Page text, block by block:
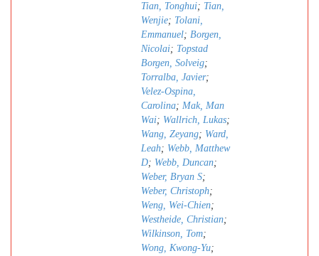
Tian, Tonghui; Tian,
Wenjie; Tolani,
Emmanuel; Borgen,
Nicolai; Topstad
Borgen, Solveig;
Torralba, Javier;
Velez-Ospina,
Carolina; Mak, Man
Wai; Wallrich, Lukas;
Wang, Zeyang; Ward,
Leah; Webb, Matthew
D; Webb, Duncan;
Weber, Bryan S;
Weber, Christoph;
Weng, Wei-Chien;
Westheide, Christian;
Wilkinson, Tom;
Wong, Kwong-Yu;